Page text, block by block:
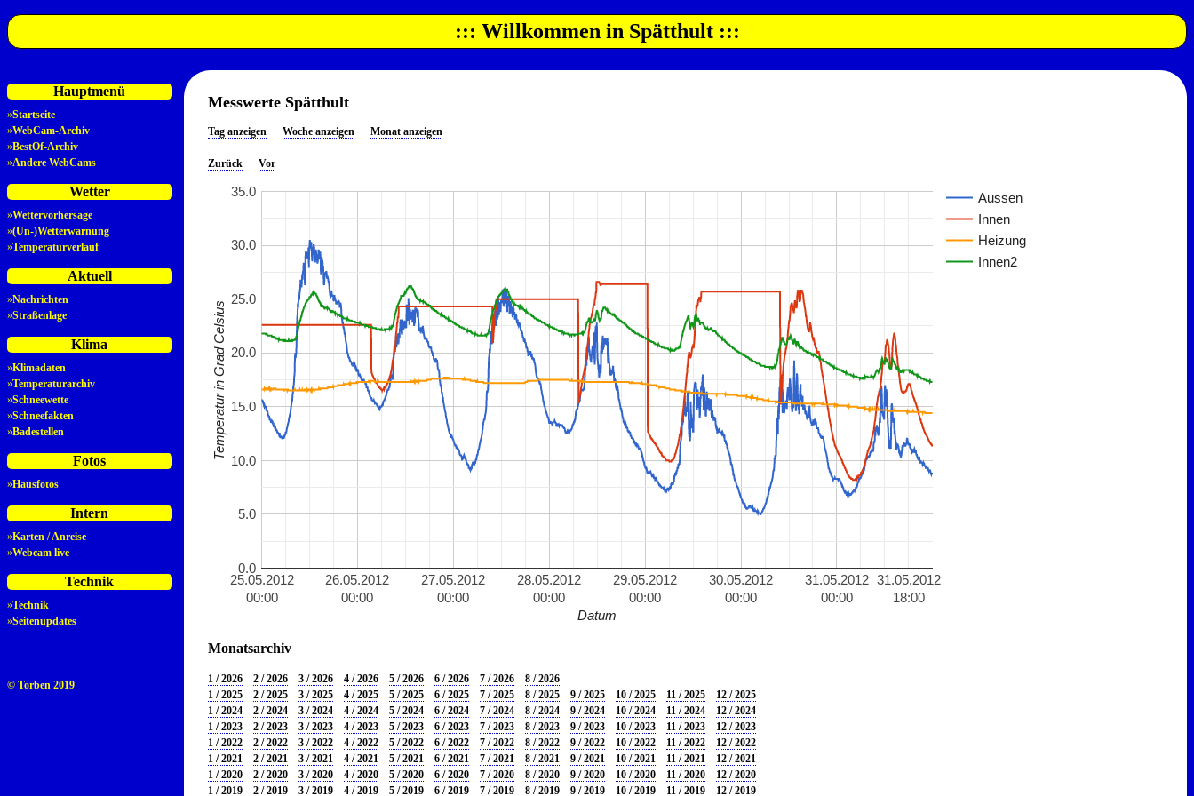
::: Willkommen in Spätthult :::
Hauptmenü
»Startseite
»WebCam-Archiv
»BestOf-Archiv
»Andere WebCams
Wetter
»Wettervorhersage
»(Un-)Wetterwarnung
»Temperaturverlauf
Aktuell
»Nachrichten
»Straßenlage
Klima
»Klimadaten
»Temperaturarchiv
»Schneewette
»Schneefakten
»Badestellen
Fotos
»Hausfotos
Intern
»Karten / Anreise
»Webcam live
Technik
»Technik
»Seitenupdates
© Torben 2019
Messwerte Spätthult
Tag anzeigen Woche anzeigen Monat anzeigen
Zurück Vor
Aussen
Innen
Heizung
Innen2
25.05.2012
00:00
26.05.2012
00:00
27.05.2012
00:00
28.05.2012
00:00
29.05.2012
00:00
30.05.2012
00:00
31.05.2012
00:00
31.05.2012
18:00
0.0
5.0
10.0
15.0
20.0
25.0
30.0
35.0
Datum
Temperatur in Grad Celsius
Monatsarchiv
1 / 2026 2 / 2026 3 / 2026 4 / 2026 5 / 2026 6 / 2026 7 / 2026
8 / 2026
1 / 2025
2 / 2025 3 / 2025 4 / 2025 5 / 2025 6 / 2025 7 / 2025 8 / 2025 9 / 2025 10 / 2025 11 / 2025
12 / 2025
1 / 2024
2 / 2024 3 / 2024 4 / 2024 5 / 2024 6 / 2024 7 / 2024 8 / 2024 9 / 2024 10 / 2024 11 / 2024
12 / 2024
1 / 2023
2 / 2023 3 / 2023 4 / 2023 5 / 2023 6 / 2023 7 / 2023 8 / 2023 9 / 2023 10 / 2023 11 / 2023
12 / 2023
1 / 2022
2 / 2022 3 / 2022 4 / 2022 5 / 2022 6 / 2022 7 / 2022 8 / 2022 9 / 2022 10 / 2022 11 / 2022
12 / 2022
1 / 2021
2 / 2021 3 / 2021 4 / 2021 5 / 2021 6 / 2021 7 / 2021 8 / 2021 9 / 2021 10 / 2021 11 / 2021
12 / 2021
1 / 2020
2 / 2020 3 / 2020 4 / 2020 5 / 2020 6 / 2020 7 / 2020 8 / 2020 9 / 2020 10 / 2020 11 / 2020
12 / 2020
1 / 2019
2 / 2019 3 / 2019 4 / 2019 5 / 2019 6 / 2019 7 / 2019 8 / 2019 9 / 2019 10 / 2019 11 / 2019 12 / 2019